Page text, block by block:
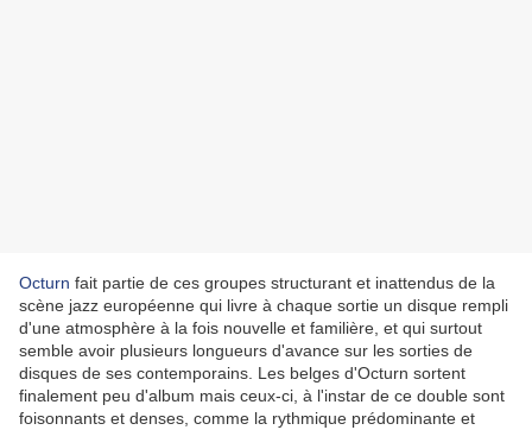
Octurn fait partie de ces groupes structurant et inattendus de la
scène jazz européenne qui livre à chaque sortie un disque rempli
d'une atmosphère à la fois nouvelle et familière, et qui surtout
semble avoir plusieurs longueurs d'avance sur les sorties de
disques de ses contemporains. Les belges d'Octurn sortent
finalement peu d'album mais ceux-ci, à l'instar de ce double sont
foisonnants et denses, comme la rythmique prédominante et